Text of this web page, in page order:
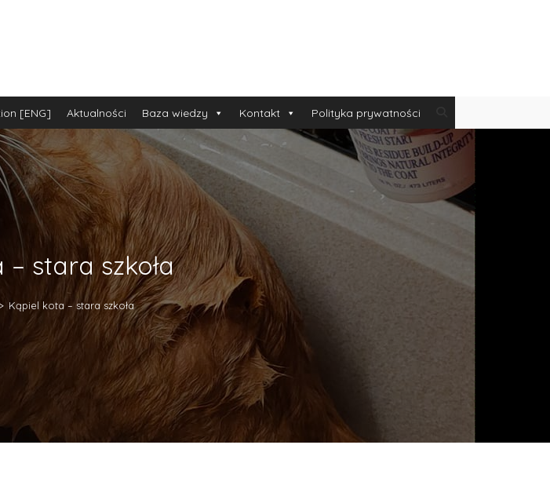
[ENG] Aktualności Baza wiedzy Kontakt Polityka prywatności
stara szkoła
> Kąpiel kota – stara szkoła